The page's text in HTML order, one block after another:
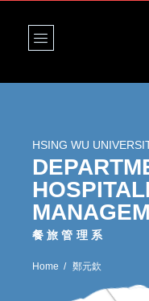
HSING WU
餐旅管理系
Home 鄭元欽